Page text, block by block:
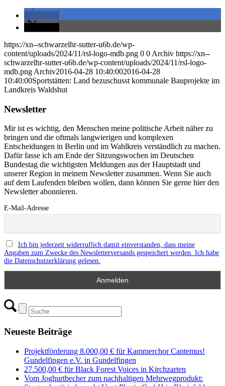
https://xn--schwarzelhr-sutter-u6b.de/wp-
content/uploads/2024/11/rsl-logo-mdb.png 0 0 Archiv https://xn--
schwarzelhr-sutter-u6b.de/wp-content/uploads/2024/11/rsl-logo-
mdb.png Archiv2016-04-28 10:40:002016-04-28
10:40:00Sportstätten: Land bezuschusst kommunale Bauprojekte im
Landkreis Waldshut
Newsletter
Mir ist es wichtig, den Menschen meine politische Arbeit näher zu
bringen und die oftmals langwierigen und komplexen
Entscheidungen in Berlin und im Wahlkreis verständlich zu machen.
Dafür fasse ich am Ende der Sitzungswochen im Deutschen
Bundestag die wichtigsten Meldungen aus der Hauptstadt und
unserer Region in meinem Newsletter zusammen. Wenn Sie auch
auf dem Laufenden bleiben wollen, dann können Sie gerne hier den
Newsletter abonnieren.
E-Mail-Adresse
Ich bin jederzeit widerruflich damit einverstanden, dass meine
Angaben zum Zwecke des Newsletterversands gespeichert werden. Ich habe
die Datenschutzerklärung gelesen.
Neueste Beiträge
Projektförderung 8.000,00 € für Kammerchor Cantemus!
Gundelfingen e.V. in Gundelfingen
27.500,00 € für Black Forest Voices in Kirchzarten
Vom Joghurtbecher zum nachhaltigen Mehrwegprodukt: